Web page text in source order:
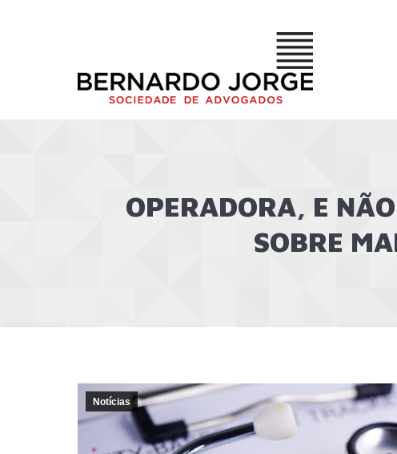
OPERADORA, E
SOBRE
Notícias